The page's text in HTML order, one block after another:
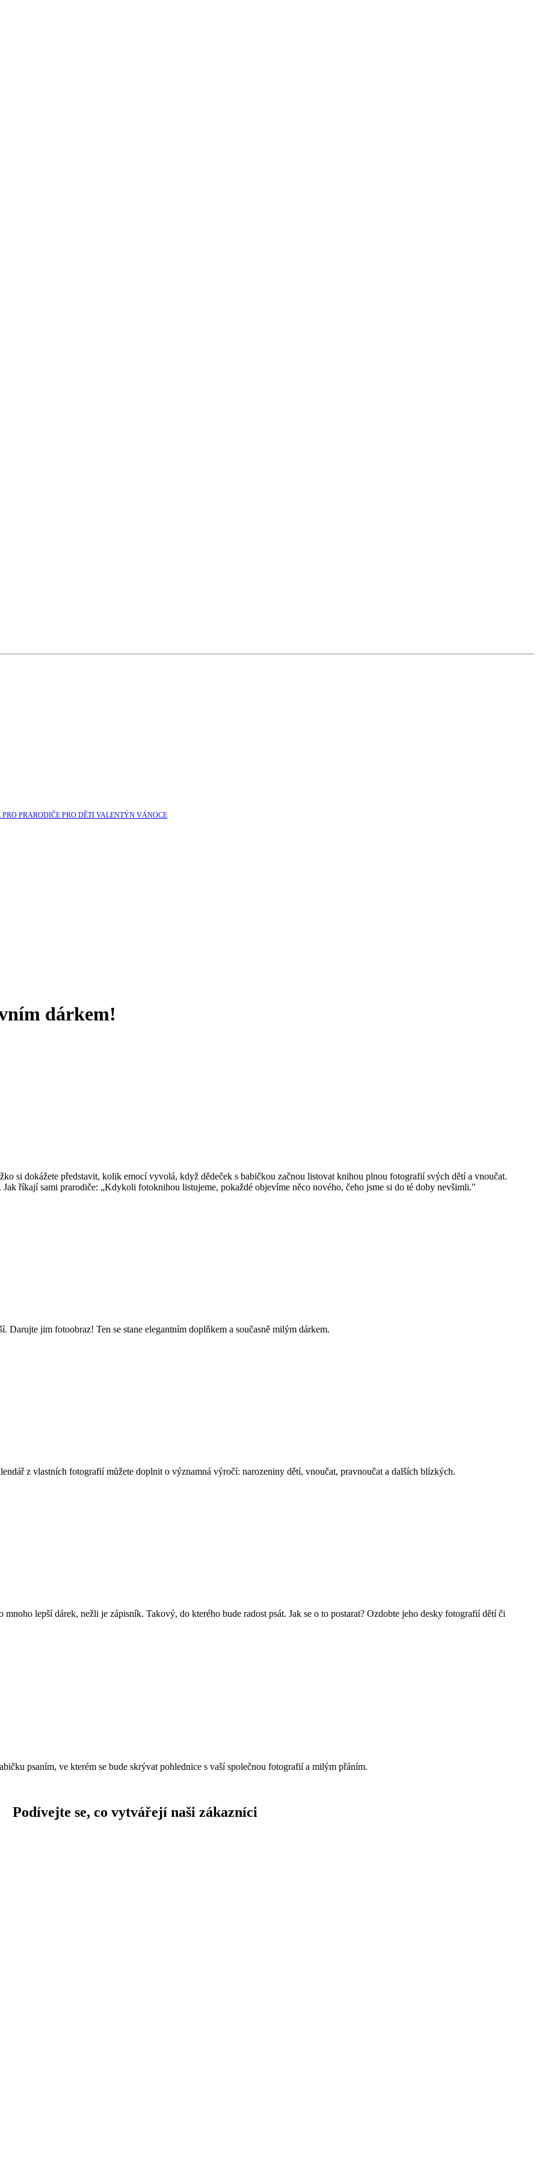
PRO PRARODIČE PRO DĚTI VALENTÝN VÁNOCE
dárkem!
si dokážete představit, kolik emocí vyvolá, když dědeček s babičkou začnou listovat knihou plnou fotografií svých dětí a vnoučat.
říkají sami prarodiče: „Kdykoli fotoknihou listujeme, pokaždé objevíme něco nového, čeho jsme si do té doby nevšimli."
Darujte jim fotoobraz! Ten se stane elegantním doplňkem a současně milým dárkem.
z vlastních fotografií můžete doplnit o významná výročí: narozeniny dětí, vnoučat, pravnoučat a dalších blízkých.
lepší dárek, nežli je zápisník. Takový, do kterého bude radost psát. Jak se o to postarat? Ozdobte jeho desky fotografií dětí či
psaním, ve kterém se bude skrývat pohlednice s vaší společnou fotografií a milým přáním.
Podívejte se, co vytvářejí naši zákazníci